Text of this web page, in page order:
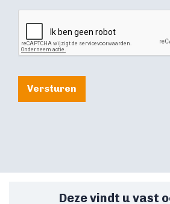
Versturen
Deze vindt u vast